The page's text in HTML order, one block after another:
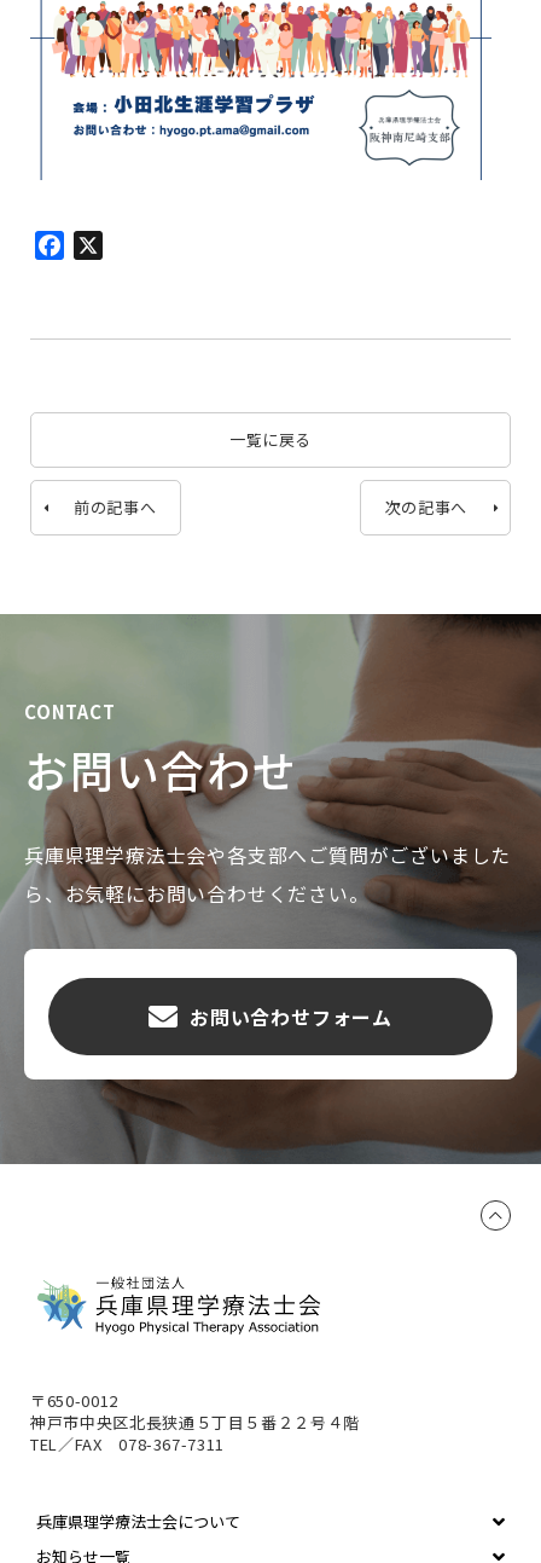
Facebook
一覧に戻る
前の記事へ 次の記事へ
CONTACT
お問い合わせ
兵庫県理学療法士会や各支部へご質問がございました
ら、お気軽にお問い合わせください。
お問い合わせフォーム
〒650-0012
神戸市中央区北長狭通５丁目５番２２号４階
TEL／FAX 078-367-7311
兵庫県理学療法士会について
お知らせ一覧